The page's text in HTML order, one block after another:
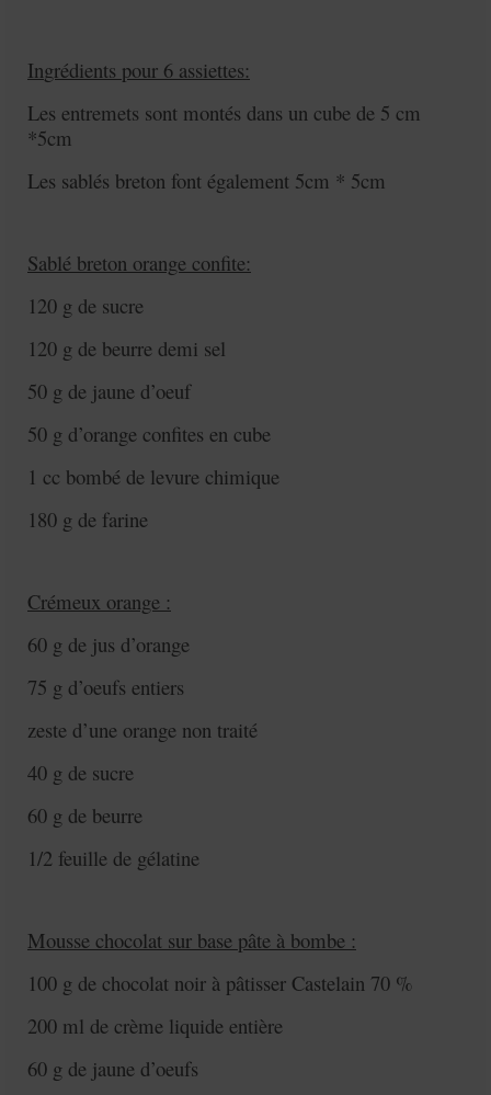
Ingrédients pour 6 assiettes:
Les entremets sont montés dans un cube de 5 cm
*5cm
Les sablés breton font également 5cm * 5cm
Sablé breton orange confite:
120 g de sucre
120 g de beurre demi sel
50 g de jaune d’oeuf
50 g d’orange confites en cube
1 cc bombé de levure chimique
180 g de farine
Crémeux orange :
60 g de jus d’orange
75 g d’oeufs entiers
zeste d’une orange non traité
40 g de sucre
60 g de beurre
1/2 feuille de gélatine
Mousse chocolat sur base pâte à bombe :
100 g de chocolat noir à pâtisser Castelain 70 %
200 ml de crème liquide entière
60 g de jaune d’oeufs